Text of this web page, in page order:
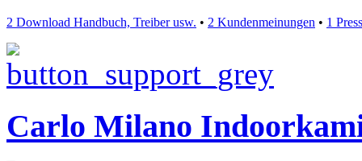
2 Download Handbuch, Treiber usw. • 2 Kundenmeinungen • 1
Carlo Milano